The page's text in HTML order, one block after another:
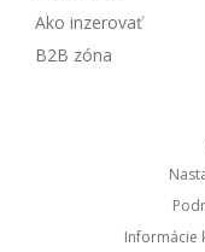
Ako inzerovať
B2B zóna
Informácie